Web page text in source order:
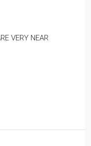
VERY NEAR